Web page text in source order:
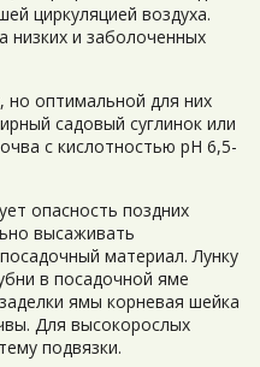
циркуляцией воздуха.
низких и заболоченных
но оптимальной для них
садовый суглинок или
с кислотностью рН 6,5-
опасность поздних
высаживать
материал. Лунку
в посадочной яме
ямы корневая шейка
Для высокорослых
подвязки.